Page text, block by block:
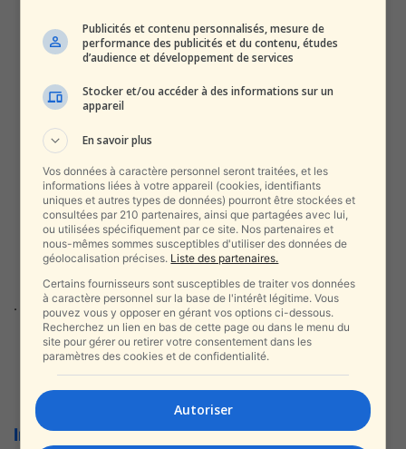
.
Nouveau | Toutes les vidéos en live
Infos Israel News en direct d’Israël
Publicités et contenu personnalisés, mesure de
performance des publicités et du contenu, études
d’audience et développement de services
Stocker et/ou accéder à des informations sur un
appareil
En savoir plus
Vos données à caractère personnel seront traitées, et les
informations liées à votre appareil (cookies, identifiants
uniques et autres types de données) pourront être stockées et
consultées par 210 partenaires, ainsi que partagées avec lui,
ou utilisées spécifiquement par ce site. Nos partenaires et
nous-mêmes sommes susceptibles d'utiliser des données de
géolocalisation précises. Liste des partenaires.
Certains fournisseurs sont susceptibles de traiter vos données
à caractère personnel sur la base de l'intérêt légitime. Vous
pouvez vous y opposer en gérant vos options ci-dessous.
Recherchez un lien en bas de cette page ou dans le menu du
site pour gérer ou retirer votre consentement dans les
paramètres des cookies et de confidentialité.
Autoriser